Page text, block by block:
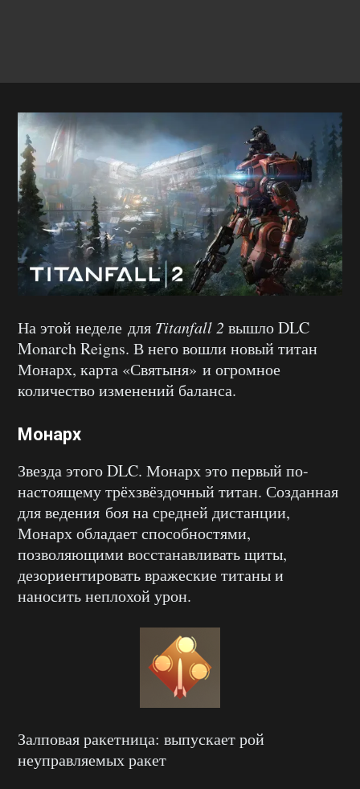
На этой неделе для Titanfall 2 вышло DLC
Monarch Reigns. В него вошли новый титан
Монарх, карта «Святыня» и огромное
количество изменений баланса.
Монарх
Звезда этого DLC. Монарх это первый по-
настоящему трёхзвёздочный титан. Созданная
для ведения боя на средней дистанции,
Монарх обладает способностями,
позволяющими восстанавливать щиты,
дезориентировать вражеские титаны и
наносить неплохой урон.
Залповая ракетница: выпускает рой
неуправляемых ракет